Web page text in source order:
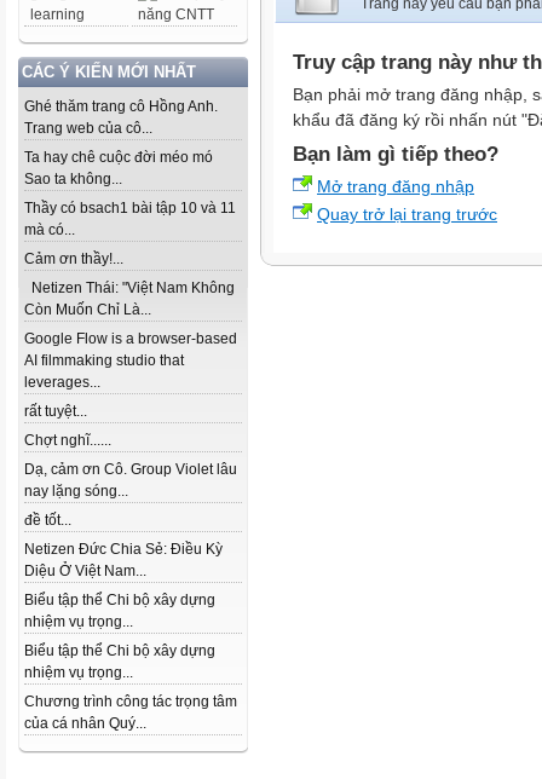
CÁC Ý KIẾN MỚI NHẤT
Ghé thăm trang cô Hồng Anh.
Trang web của cô...
Ta hay chê cuộc đời méo mó
Sao ta không...
Thầy có bsach1 bài tập 10 và 11
mà có...
Cảm ơn thầy!...
Netizen Thái: "Việt Nam Không
Còn Muốn Chỉ Là...
Google Flow is a browser-based
AI filmmaking studio that
leverages...
rất tuyệt...
Chợt nghĩ......
Dạ, cảm ơn Cô. Group Violet lâu
nay lặng sóng...
đề tốt...
Netizen Đức Chia Sẻ: Điều Kỳ
Diệu Ở Việt Nam...
Biểu tập thể Chi bộ xây dựng
nhiệm vụ trọng...
Biểu tập thể Chi bộ xây dựng
nhiệm vụ trọng...
Chương trình công tác trọng tâm
của cá nhân Quý...
Trang này yêu cầu bạn
Truy cập trang này như
Bạn phải mở trang đăng nhập,
khẩu đã đăng ký rồi nhấn nút
Bạn làm gì tiếp theo?
Mở trang đăng nhập
Quay trở lại trang trước